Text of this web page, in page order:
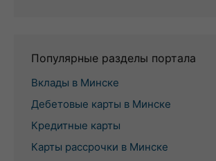
Популярные разделы портала
Вклады в Минске
Дебетовые карты в Минске
Кредитные карты
Карты рассрочки в Минске